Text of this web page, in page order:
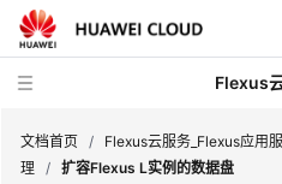
Flexus
文档首页 / Flexus云服务_Flexus应用
理 / 扩容Flexus L实例的数据盘